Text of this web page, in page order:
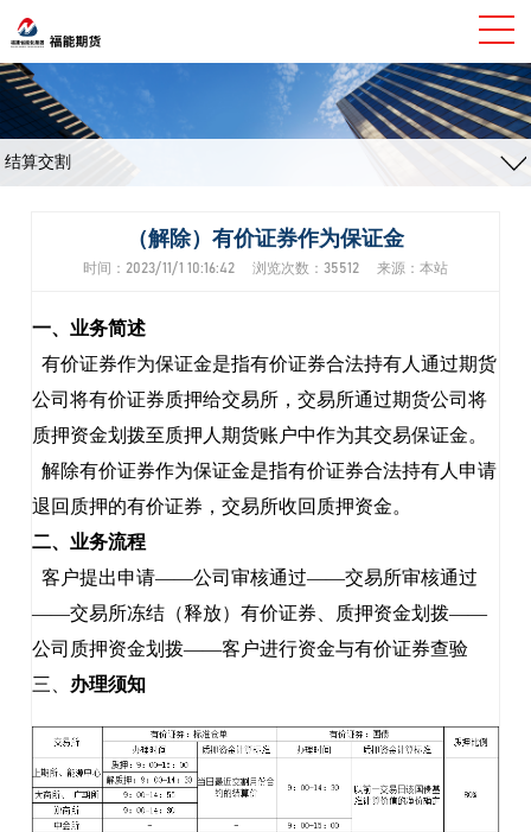
结算交割
（解除）有价证券作为保证金
时间：2023/11/1 10:16:42 浏览次数：35512 来源：本站
一、业务简述
有价证券作为保证金是指有价证券合法持有人通过期货
公司将有价证券质押给交易所，交易所通过期货公司将
质押资金划拨至质押人期货账户中作为其交易保证金。
解除有价证券作为保证金是指有价证券合法持有人申请
退回质押的有价证券，交易所收回质押资金。
二、业务流程
客户提出申请——公司审核通过——交易所审核通过
——交易所冻结（释放）有价证券、质押资金划拨——
公司质押资金划拨——客户进行资金与有价证券查验
三、 办理须知